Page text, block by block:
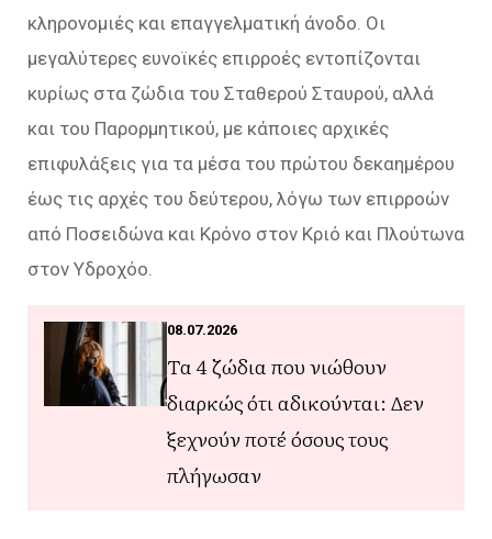
κληρονομιές και επαγγελματική άνοδο. Οι
μεγαλύτερες ευνοϊκές επιρροές εντοπίζονται
κυρίως στα ζώδια του Σταθερού Σταυρού, αλλά
και του Παρορμητικού, με κάποιες αρχικές
επιφυλάξεις για τα μέσα του πρώτου δεκαημέρου
έως τις αρχές του δεύτερου, λόγω των επιρροών
από Ποσειδώνα και Κρόνο στον Κριό και Πλούτωνα
στον Υδροχόο.
08.07.2026
Τα 4 ζώδια που νιώθουν
διαρκώς ότι αδικούνται: Δεν
ξεχνούν ποτέ όσους τους
πλήγωσαν